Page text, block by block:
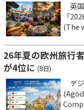
英
「
(The
26年夏の欧州旅行
が4位に (8日)
デ